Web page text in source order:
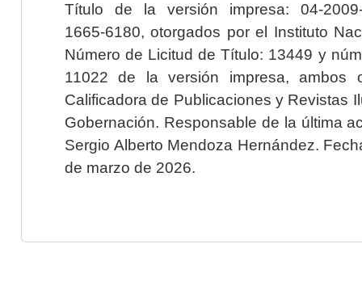
Título de la versión impresa: 04-2009-
1665-6180, otorgados por el Instituto
Número de Licitud de Título: 13449 y
11022 de la versión impresa, ambos
Calificadora de Publicaciones y Revistas
Gobernación. Responsable de la última
Sergio Alberto Mendoza Hernández.
de marzo de 2026.